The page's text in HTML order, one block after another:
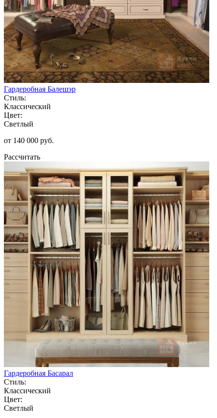
Гардеробная Балешэр
Стиль:
Классический
Цвет:
Светлый
от 140 000 руб.
Рассчитать
Гардеробная Басарал
Стиль:
Классический
Цвет:
Светлый